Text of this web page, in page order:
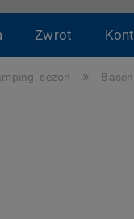
Zwrot
sezon »